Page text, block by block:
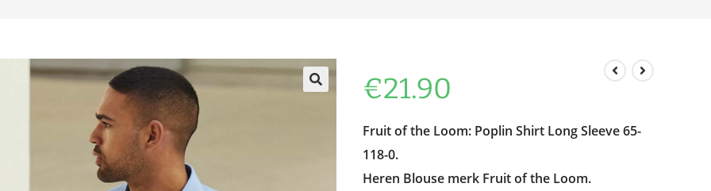
€21.90
Fruit of the Loom: Poplin Shirt Long Sleeve 65-
118-0.
Heren Blouse merk Fruit of the Loom.